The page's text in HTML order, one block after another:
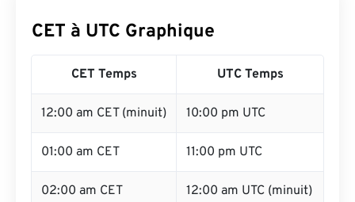
CET à UTC Graphique
CET Temps UTC Temps
12:00 am CET (minuit) 10:00 pm UTC
01:00 am CET 11:00 pm UTC
02:00 am CET 12:00 am UTC (minuit)